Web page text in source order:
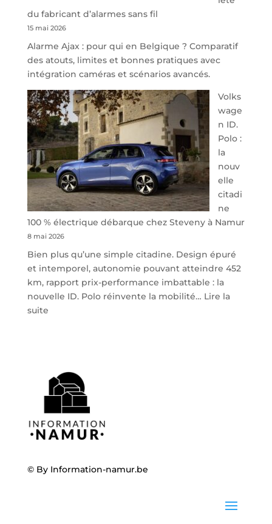
de
parking
sécurisé
à
l’aéroport
de
Charleroi
du fabricant d’alarmes sans fil
15 mai 2026
Alarme Ajax : pour qui en Belgique ? Comparatif
des atouts, limites et bonnes pratiques avec
intégration caméras et scénarios avancés.
Volks
wage
n ID.
Polo :
la
nouv
elle
citadi
ne
100 % électrique débarque chez Steveny à Namur
8 mai 2026
Bien plus qu’une simple citadine. Design épuré
et intemporel, autonomie pouvant atteindre 452
km, rapport prix-performance imbattable : la
nouvelle ID. Polo réinvente la mobilité… Lire la
suite:
la
nouvelle
citadine
100
%
débarque
© By Information-namur.be